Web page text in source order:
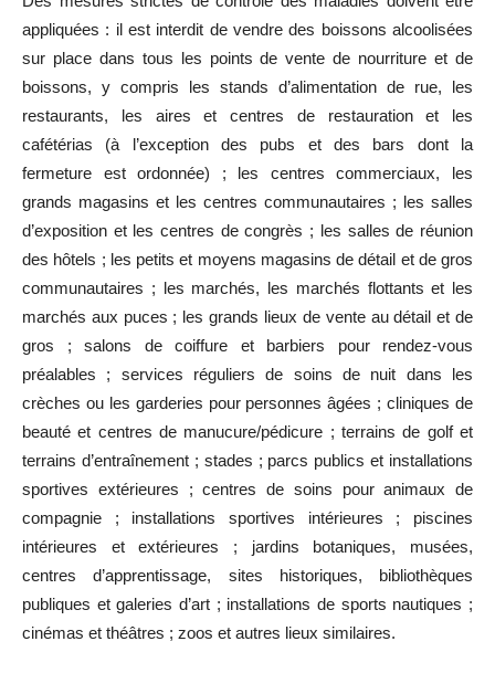
appliquées : il est interdit de vendre des boissons alcoolisées
sur place dans tous les points de vente de nourriture et de
boissons, y compris les stands d’alimentation de rue, les
restaurants, les aires et centres de restauration et les
cafétérias (à l’exception des pubs et des bars dont la
fermeture est ordonnée) ; les centres commerciaux, les
grands magasins et les centres communautaires ; les salles
d’exposition et les centres de congrès ; les salles de réunion
des hôtels ; les petits et moyens magasins de détail et de gros
communautaires ; les marchés, les marchés flottants et les
marchés aux puces ; les grands lieux de vente au détail et de
gros ; salons de coiffure et barbiers pour rendez-vous
préalables ; services réguliers de soins de nuit dans les
crèches ou les garderies pour personnes âgées ; cliniques de
beauté et centres de manucure/pédicure ; terrains de golf et
terrains d’entraînement ; stades ; parcs publics et installations
sportives extérieures ; centres de soins pour animaux de
compagnie ; installations sportives intérieures ; piscines
intérieures et extérieures ; jardins botaniques, musées,
centres d’apprentissage, sites historiques, bibliothèques
publiques et galeries d’art ; installations de sports nautiques ;
cinémas et théâtres ; zoos et autres lieux similaires.